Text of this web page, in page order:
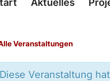
Aktuelles
Veranstaltungen
Diese Veranstaltung